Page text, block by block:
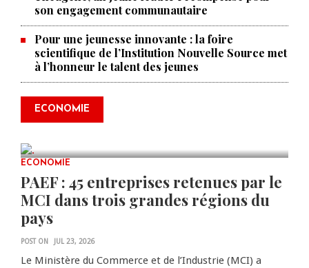
son engagement communautaire
Pour une jeunesse innovante : la foire
scientifique de l’Institution Nouvelle Source met
à l’honneur le talent des jeunes
ECONOMIE
0 COMMENTS
Produire le savoir pour
transformer Haïti : BRH lance la
2ᵉ édition de ses Journées
scientifiques
ECONOMIE
PAEF : 45 entreprises retenues par le
MCI dans trois grandes régions du
pays
POST ON JUL 23, 2026
Le Ministère du Commerce et de l’Industrie (MCI) a